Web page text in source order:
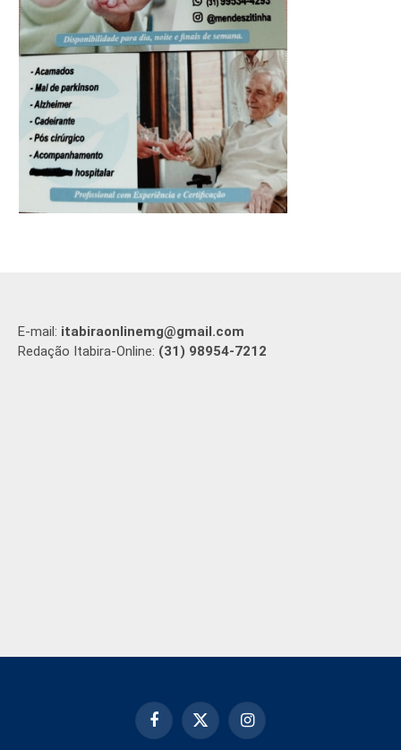
E-mail: itabiraonlinemg@gmail.com
Redação Itabira-Online: (31) 98954-7212
Facebook
X
Instagram